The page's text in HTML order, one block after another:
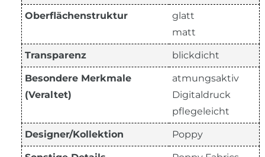
Oberflächenstruktur
glatt
matt
Transparenz blickdicht
Besondere Merkmale
(Veraltet)
atmungsaktiv
Digitaldruck
pflegeleicht
Designer/Kollektion Poppy